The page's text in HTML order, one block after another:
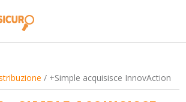
/ +Simple acquisisce InnovAction